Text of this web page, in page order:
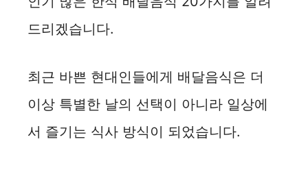
드리겠습니다.
최근 바쁜 현대인들에게 배달음식은 더
이상 특별한 날의 선택이 아니라 일상에
서 즐기는 식사 방식이 되었습니다.